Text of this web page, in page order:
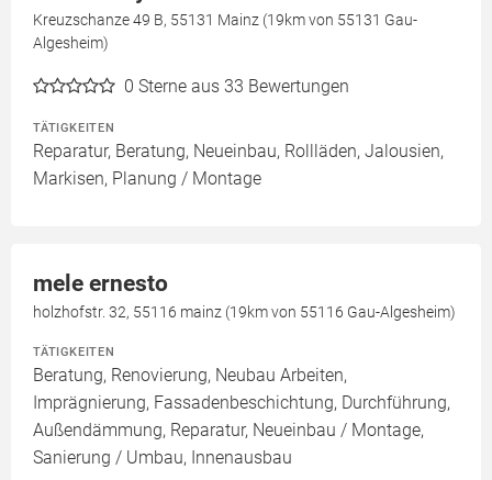
Kreuzschanze 49 B, 55131 Mainz (19km von 55131 Gau-
Algesheim)
0 Sterne aus 33 Bewertungen
TÄTIGKEITEN
Reparatur, Beratung, Neueinbau, Rollläden, Jalousien,
Markisen, Planung / Montage
mele ernesto
holzhofstr. 32, 55116 mainz (19km von 55116 Gau-Algesheim)
TÄTIGKEITEN
Beratung, Renovierung, Neubau Arbeiten,
Imprägnierung, Fassadenbeschichtung, Durchführung,
Außendämmung, Reparatur, Neueinbau / Montage,
Sanierung / Umbau, Innenausbau